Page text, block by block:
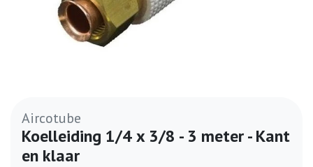
Aircotube
Koelleiding 1/4 x 3/8 - 3 meter - Kant
en klaar